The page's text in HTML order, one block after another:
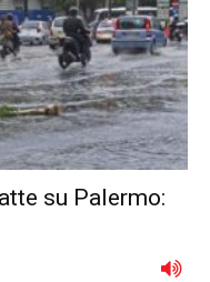
su Palermo: